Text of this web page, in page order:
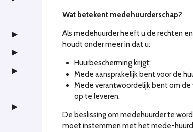
Wat betekent medehuurderschap?
Als medehuurder heeft u de rechten
houdt onder meer in dat u:
Huurbescherming krijgt;
Mede aansprakelijk bent voor de
Mede verantwoordelijk bent om de
op te leveren.
De beslissing om medehuurder te
moet instemmen met het mede-